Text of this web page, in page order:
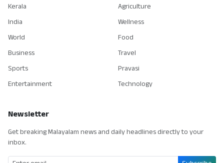
Kerala
India
World
Business
Sports
Entertainment
Agriculture
Wellness
Food
Travel
Pravasi
Technology
Newsletter
Get breaking Malayalam news and daily headlines directly to your
inbox.